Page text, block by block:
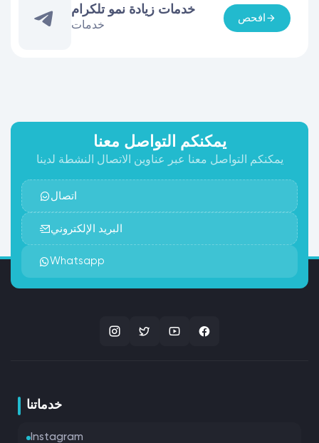
خدمات زيادة نمو تلكرام
خدمات
افحص
يمكنكم التواصل معنا
يمكنكم التواصل معنا عبر عناوين الاتصال النشطة لدينا
اتصال
البريد الإلكتروني
Whatsapp
خدماتنا
Instagram